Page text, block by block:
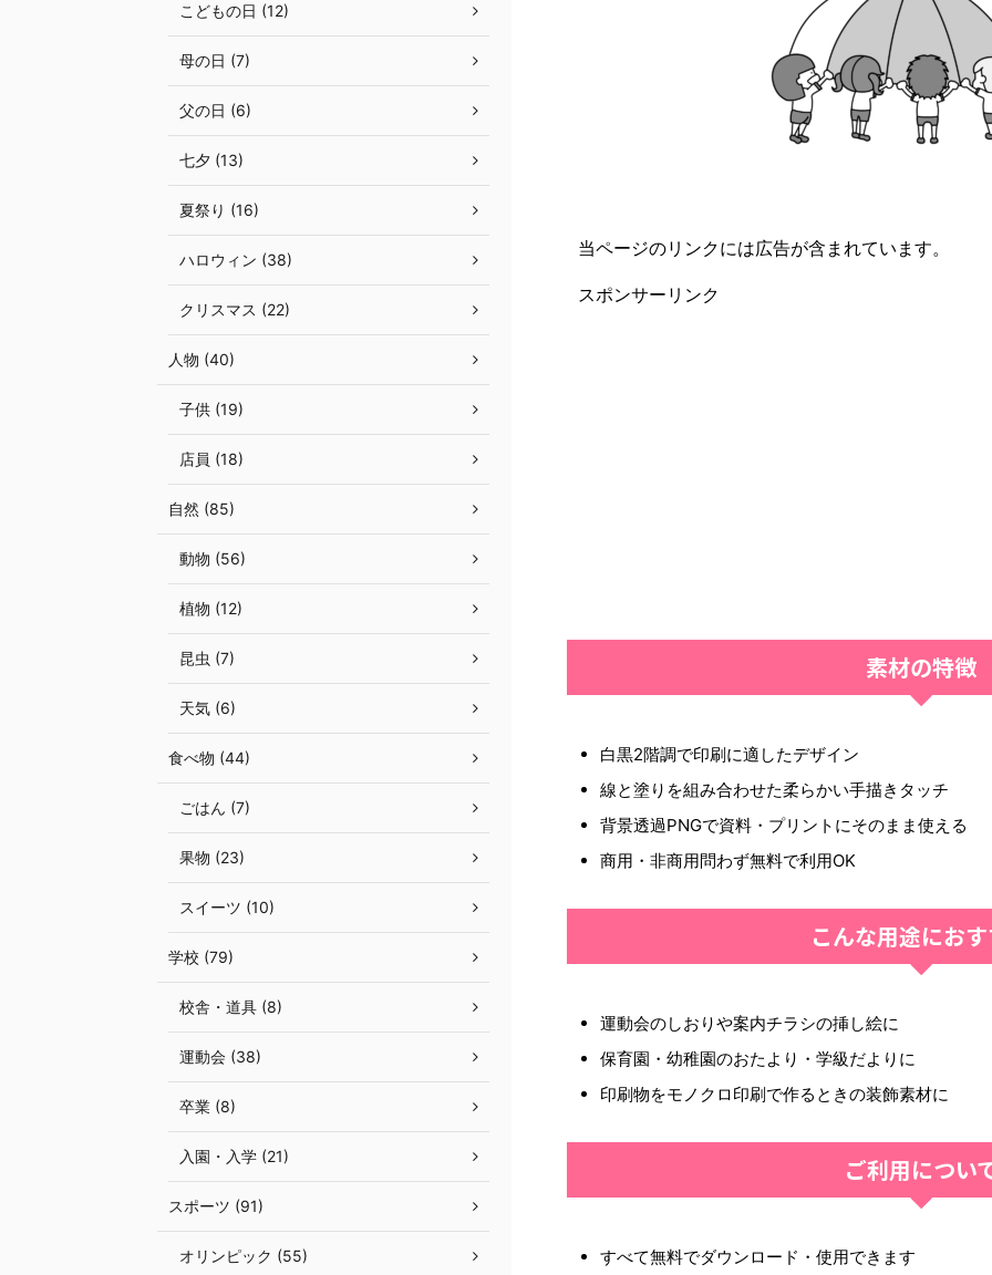
当ページのリンクには広告が含まれています。
スポンサーリンク
素材の特徴
白黒2階調で印刷に適したデザイン
線と塗りを組み合わせた柔らかい手描きタッチ
背景透過PNGで資料・プリントにそのまま使える
商用・非商用問わず無料で利用OK
こんな用途にお
運動会のしおりや案内チラシの挿し絵に
保育園・幼稚園のおたより・学級だよりに
印刷物をモノクロ印刷で作るときの装飾素材に
ご利用につい
すべて無料でダウンロード・使用できます
こどもの日 (12)
母の日 (7)
父の日 (6)
七夕 (13)
夏祭り (16)
ハロウィン (38)
クリスマス (22)
人物 (40)
子供 (19)
店員 (18)
自然 (85)
動物 (56)
植物 (12)
昆虫 (7)
天気 (6)
食べ物 (44)
ごはん (7)
果物 (23)
スイーツ (10)
学校 (79)
校舎・道具 (8)
運動会 (38)
卒業 (8)
入園・入学 (21)
スポーツ (91)
オリンピック (55)